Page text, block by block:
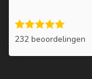
232 beoordelingen